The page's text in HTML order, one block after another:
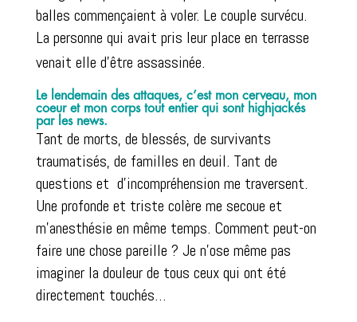
balles commençaient à voler. Le couple survécu.
La personne qui avait pris leur place en terrasse
venait elle d’être assassinée.
Le lendemain des attaques, c’est mon cerveau, mon
coeur et mon corps tout entier qui sont highjackés
par les news.
Tant de morts, de blessés, de survivants
traumatisés, de familles en deuil. Tant de
questions et d’incompréhension me traversent.
Une profonde et triste colère me secoue et
m’anesthésie en même temps. Comment peut-on
faire une chose pareille ? Je n’ose même pas
imaginer la douleur de tous ceux qui ont été
directement touchés…